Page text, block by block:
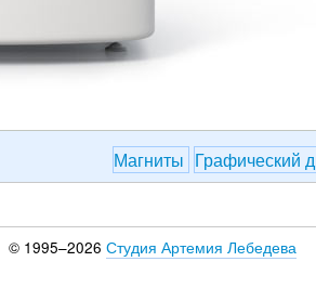
Магниты Графический
© 1995–2026 Студия Артемия Лебедева